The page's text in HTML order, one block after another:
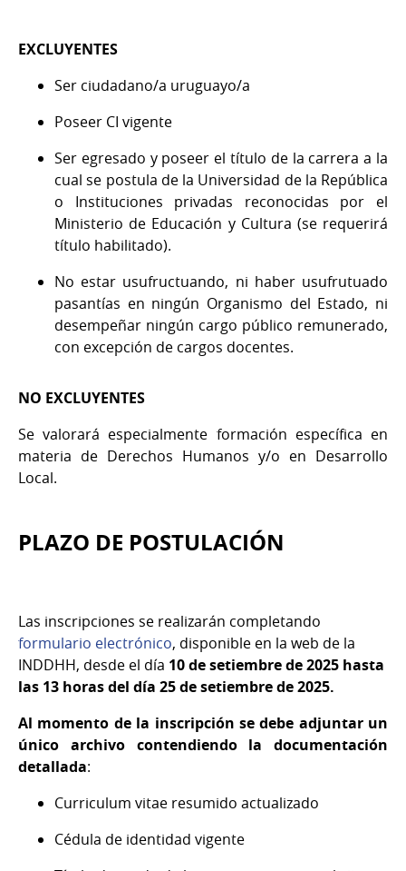
EXCLUYENTES
Ser ciudadano/a uruguayo/a
Poseer CI vigente
Ser egresado y poseer el título de la carrera a la
cual se postula de la Universidad de la República
o Instituciones privadas reconocidas por el
Ministerio de Educación y Cultura (se requerirá
título habilitado).
No estar usufructuando, ni haber usufrutuado
pasantías en ningún Organismo del Estado, ni
desempeñar ningún cargo público remunerado,
con excepción de cargos docentes.
NO EXCLUYENTES
Se valorará especialmente formación específica en
materia de Derechos Humanos y/o en Desarrollo
Local.
PLAZO DE POSTULACIÓN
Las inscripciones se realizarán completando
formulario electrónico, disponible en la web de la
INDDHH, desde el día 10 de setiembre de2025 hasta
las 13 horas del día 25 de setiembre de 2025.
Al momento de la inscripción se debe adjuntar un
único archivo contendiendo la documentación
detallada:
Curriculum vitae resumido actualizado
Cédula de identidad vigente